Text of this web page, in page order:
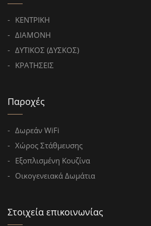
ΚΕΝΤΡΙΚΗ
ΔΙΑΜΟΝΗ
ΔΥΤΙΚΟΣ (ΔΥΣΚΟΣ)
ΚΡΑΤΗΣΕΙΣ
Παροχές
Δωρεάν WiFi
Χώρος Στάθμευσης
Εξοπλισμένη Κουζίνα
Οικογενειακά Δωμάτια
Στοιχεία επικοινωνίας